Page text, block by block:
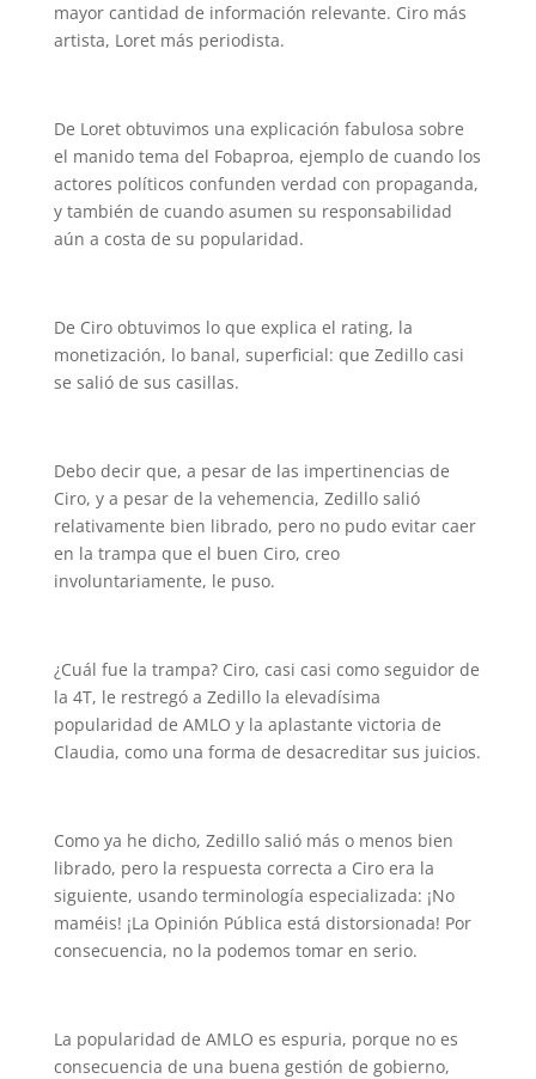
mayor cantidad de información relevante. Ciro más
artista, Loret más periodista.
De Loret obtuvimos una explicación fabulosa sobre
el manido tema del Fobaproa, ejemplo de cuando los
actores políticos confunden verdad con propaganda,
y también de cuando asumen su responsabilidad
aún a costa de su popularidad.
De Ciro obtuvimos lo que explica el rating, la
monetización, lo banal, superficial: que Zedillo casi
se salió de sus casillas.
Debo decir que, a pesar de las impertinencias de
Ciro, y a pesar de la vehemencia, Zedillo salió
relativamente bien librado, pero no pudo evitar caer
en la trampa que el buen Ciro, creo
involuntariamente, le puso.
¿Cuál fue la trampa? Ciro, casi casi como seguidor de
la 4T, le restregó a Zedillo la elevadísima
popularidad de AMLO y la aplastante victoria de
Claudia, como una forma de desacreditar sus juicios.
Como ya he dicho, Zedillo salió más o menos bien
librado, pero la respuesta correcta a Ciro era la
siguiente, usando terminología especializada: ¡No
maméis! ¡La Opinión Pública está distorsionada! Por
consecuencia, no la podemos tomar en serio.
La popularidad de AMLO es espuria, porque no es
consecuencia de una buena gestión de gobierno,